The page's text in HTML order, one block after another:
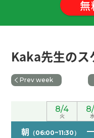
谢谢老师！因为和
哈哈哈。必须喝像
种含有能清热解毒
次见～
谢谢老师，下次见！
我觉得夫妻之间也
事情都要一起做。
Kaka先生のス
Prev week
8/4
火
朝 （06:00~11:30）